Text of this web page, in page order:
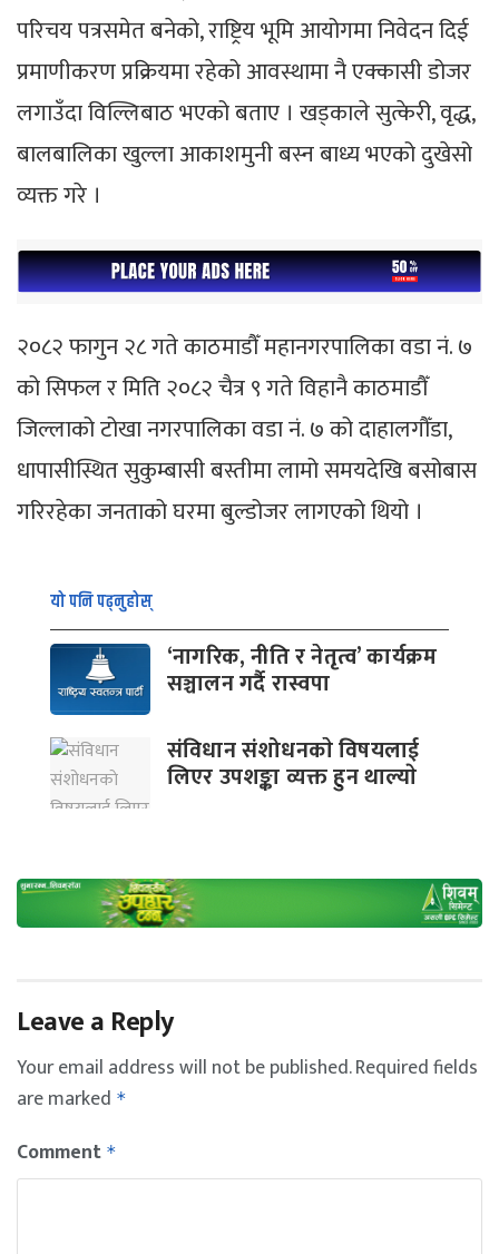
परिचय पत्रसमेत बनेको, राष्ट्रिय भूमि आयोगमा निवेदन दिई
प्रमाणीकरण प्रक्रियमा रहेको आवस्थामा नै एक्कासी डोजर
लगाउँदा विल्लिबाठ भएको बताए । खड्काले सुत्केरी, वृद्ध,
बालबालिका खुल्ला आकाशमुनी बस्न बाध्य भएको दुखेसो
व्यक्त गरे ।
२०८२ फागुन २८ गते काठमाडौँ महानगरपालिका वडा नं. ७
को सिफल र मिति २०८२ चैत्र ९ गते विहानै काठमाडौँ
जिल्लाको टोखा नगरपालिका वडा नं. ७ को दाहालगौँडा,
धापासीस्थित सुकुम्बासी बस्तीमा लामो समयदेखि बसोबास
गरिरहेका जनताको घरमा बुल्डोजर लागएको थियो ।
यो पनि पढ्नुहोस्
‘नागरिक, नीति र नेतृत्व’ कार्यक्रम
सञ्चालन गर्दै रास्वपा
संविधान संशोधनकाे विषयलाई
लिएर उपशङ्का व्यक्त हुन थाल्याे
Leave a Reply
Your email address will not be published.Required fields
are marked *
Comment *